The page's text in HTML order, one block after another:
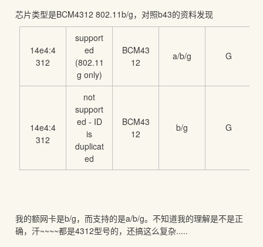
芯片类型是BCM4312 802.11b/g，对照b43的资料发现
14e4:4
312
support
ed
(802.11
g only)
BCM43
12
a/b/g G
14e4:4
312
not
support
ed - ID
is
duplicat
ed
BCM43
12
b/g G
我的额网卡是b/g，而支持的是a/b/g。不知道我的理解是不是正
确，汗~~~~都是4312型号的，还搞这么复杂.....